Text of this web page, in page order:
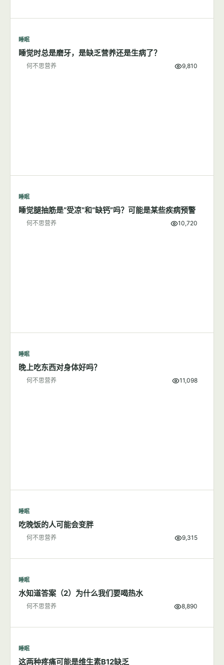
睡眠
睡觉时总是磨牙，是缺乏营养还是生病了？
何不思营养 9,810
睡眠
睡觉腿抽筋是“受凉”和“缺钙”吗？可能是某些疾病预警
何不思营养 10,720
睡眠
晚上吃东西对身体好吗？
何不思营养 11,098
睡眠
吃晚饭的人可能会变胖
何不思营养 9,315
睡眠
水知道答案（2）为什么我们要喝热水
何不思营养 8,890
睡眠
这两种疼痛可能是维生素B12缺乏